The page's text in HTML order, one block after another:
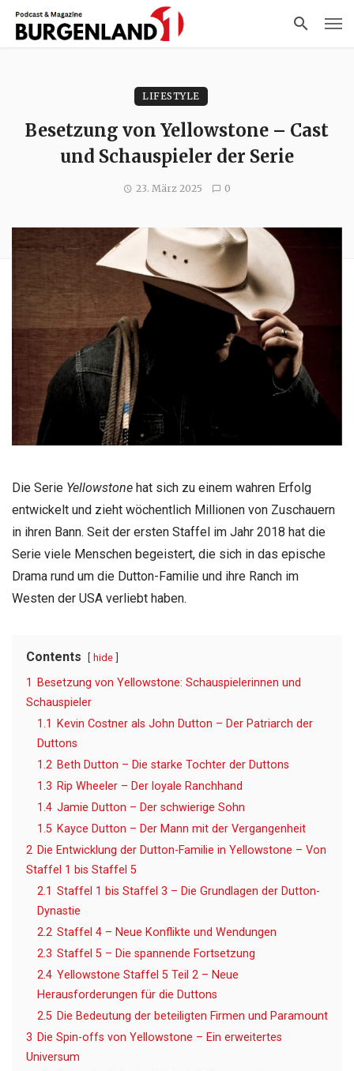
LIFESTYLE
Besetzung von Yellowstone – Cast
und Schauspieler der Serie
23. März 2025 0
Die Serie Yellowstone hat sich zu einem wahren Erfolg
entwickelt und zieht wöchentlich Millionen von Zuschauern
in ihren Bann. Seit der ersten Staffel im Jahr 2018 hat die
Serie viele Menschen begeistert, die sich in das epische
Drama rund um die Dutton-Familie und ihre Ranch im
Westen der USA verliebt haben.
Contents hide
1
Besetzung von Yellowstone: Schauspielerinnen und
Schauspieler
1.1
Kevin Costner als John Dutton – Der Patriarch der
Duttons
1.2 Beth Dutton – Die starke Tochter der Duttons
1.3 Rip Wheeler – Der loyale Ranchhand
1.4 Jamie Dutton – Der schwierige Sohn
1.5 Kayce Dutton – Der Mann mit der Vergangenheit
2 Die Entwicklung der Dutton-Familie in Yellowstone – Von
Staffel 1 bis Staffel 5
2.1 Staffel 1 bis Staffel 3 – Die Grundlagen der Dutton-
Dynastie
2.2 Staffel 4 – Neue Konflikte und Wendungen
2.3 Staffel 5 – Die spannende Fortsetzung
2.4 Yellowstone Staffel 5 Teil 2 – Neue
Herausforderungen für die Duttons
2.5 Die Bedeutung der beteiligten Firmen und Paramount
3 Die Spin-offs von Yellowstone – Ein erweitertes
Universum